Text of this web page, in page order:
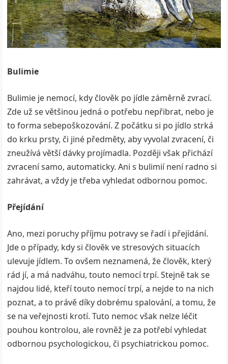
Bulimie
Bulimie je nemocí, kdy člověk po jídle záměrně zvrací.
Zde už se většinou jedná o potřebu nepřibrat, nebo je
to forma sebepoškozování. Z počátku si po jídlo strká
do krku prsty, či jiné předměty, aby vyvolal zvracení, či
zneužívá větší dávky projímadla. Později však přichází
zvracení samo, automaticky. Ani s bulimií není radno si
zahrávat, a vždy je třeba vyhledat odbornou pomoc.
Přejídání
Ano, mezi poruchy příjmu potravy se řadí i přejídání.
Jde o případy, kdy si člověk ve stresových situacích
ulevuje jídlem. To ovšem neznamená, že člověk, který
rád jí, a má nadváhu, touto nemocí trpí. Stejně tak se
najdou lidé, kteří touto nemocí trpí, a nejde to na nich
poznat, a to právě díky dobrému spalování, a tomu, že
se na veřejnosti krotí. Tuto nemoc však nelze léčit
pouhou kontrolou, ale rovněž je za potřebí vyhledat
odbornou psychologickou, či psychiatrickou pomoc.